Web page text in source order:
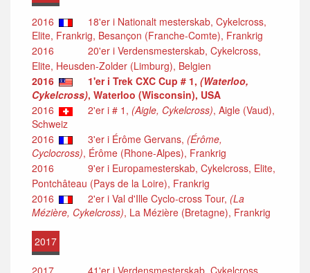
2016
18'er i Nationalt mesterskab, Cykelcross,
Elite, Frankrig, Besançon (Franche-Comte), Frankrig
2016
20'er i Verdensmesterskab, Cykelcross,
Elite, Heusden-Zolder (Limburg), Belgien
2016
1'er i Trek CXC Cup # 1, (Waterloo,
Cykelcross), Waterloo (Wisconsin), USA
2016
2'er i # 1, (Aigle, Cykelcross), Aigle (Vaud),
Schweiz
2016
3'er i Érôme Gervans, (Érôme,
Cyclocross), Érôme (Rhone-Alpes), Frankrig
2016
9'er i Europamesterskab, Cykelcross, Elite,
Pontchâteau (Pays de la Loire), Frankrig
2016
2'er i Val d'Ille Cyclo-cross Tour, (La
Mézière, Cykelcross), La Mézière (Bretagne), Frankrig
2017
2017
41'er i Verdensmesterskab, Cykelcross,